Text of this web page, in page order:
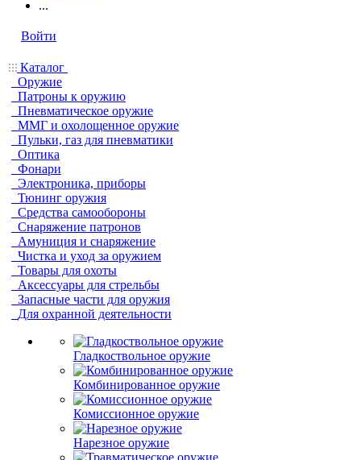
...
Войти
Каталог
Оружие
Патроны к оружию
Пневматическое оружие
ММГ и охолощенное оружие
Пульки, газ для пневматики
Оптика
Фонари
Электроника, приборы
Тюнинг оружия
Средства самообороны
Снаряжение патронов
Амуниция и снаряжение
Чистка и уход за оружием
Товары для охоты
Аксессуары для стрельбы
Запасные части для оружия
Для охранной деятельности
Гладкоствольное оружие
Комбинированное оружие
Комиссионное оружие
Нарезное оружие